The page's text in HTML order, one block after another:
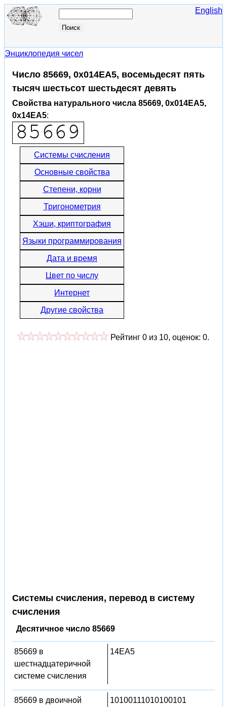
English
Энциклопедия чисел
Число 85669, 0x014EA5, восемьдесят пять
тысяч шестьсот шестьдесят девять
Свойства натурального числа 85669, 0x014EA5,
0x14EA5:
Системы счисления
Основные свойства
Степени, корни
Тригонометрия
Хэши, криптография
Языки программирования
Дата и время
Цвет по числу
Интернет
Другие свойства
Рейтинг 0 из 10, оценок: 0.
Системы счисления, перевод в систему
счисления
Десятичное число 85669
85669 в
шестнадцатеричной
системе счисления
14EA5
85669 в двоичной
10100111010100101